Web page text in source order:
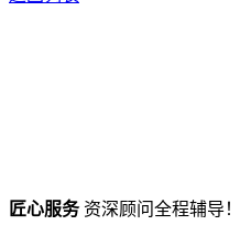
匠心服务资深顾问全程辅导！